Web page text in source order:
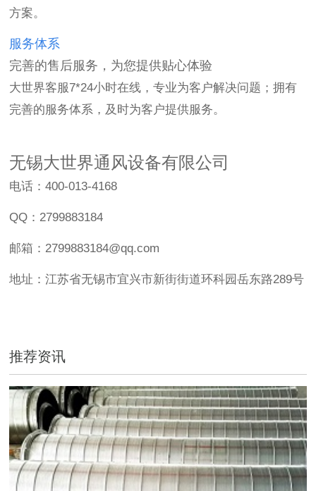
方案。
服务体系
完善的售后服务，为您提供贴心体验
大世界客服7*24小时在线，专业为客户解决问题；拥有
完善的服务体系，及时为客户提供服务。
无锡大世界通风设备有限公司
电话：400-013-4168
QQ：2799883184
邮箱：2799883184@qq.com
地址：江苏省无锡市宜兴市新街街道环科园岳东路289号
推荐资讯